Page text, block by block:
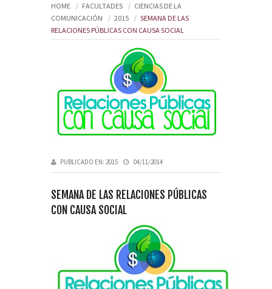
HOME FACULTADES
CIENCIAS DE LA
COMUNICACIÓN
2015
SEMANA DE LAS
RELACIONES PÚBLICAS CON CAUSA SOCIAL
PUBLICADO EN: 2015 04/11/2014
SEMANA DE LAS RELACIONES PÚBLICAS
CON CAUSA SOCIAL